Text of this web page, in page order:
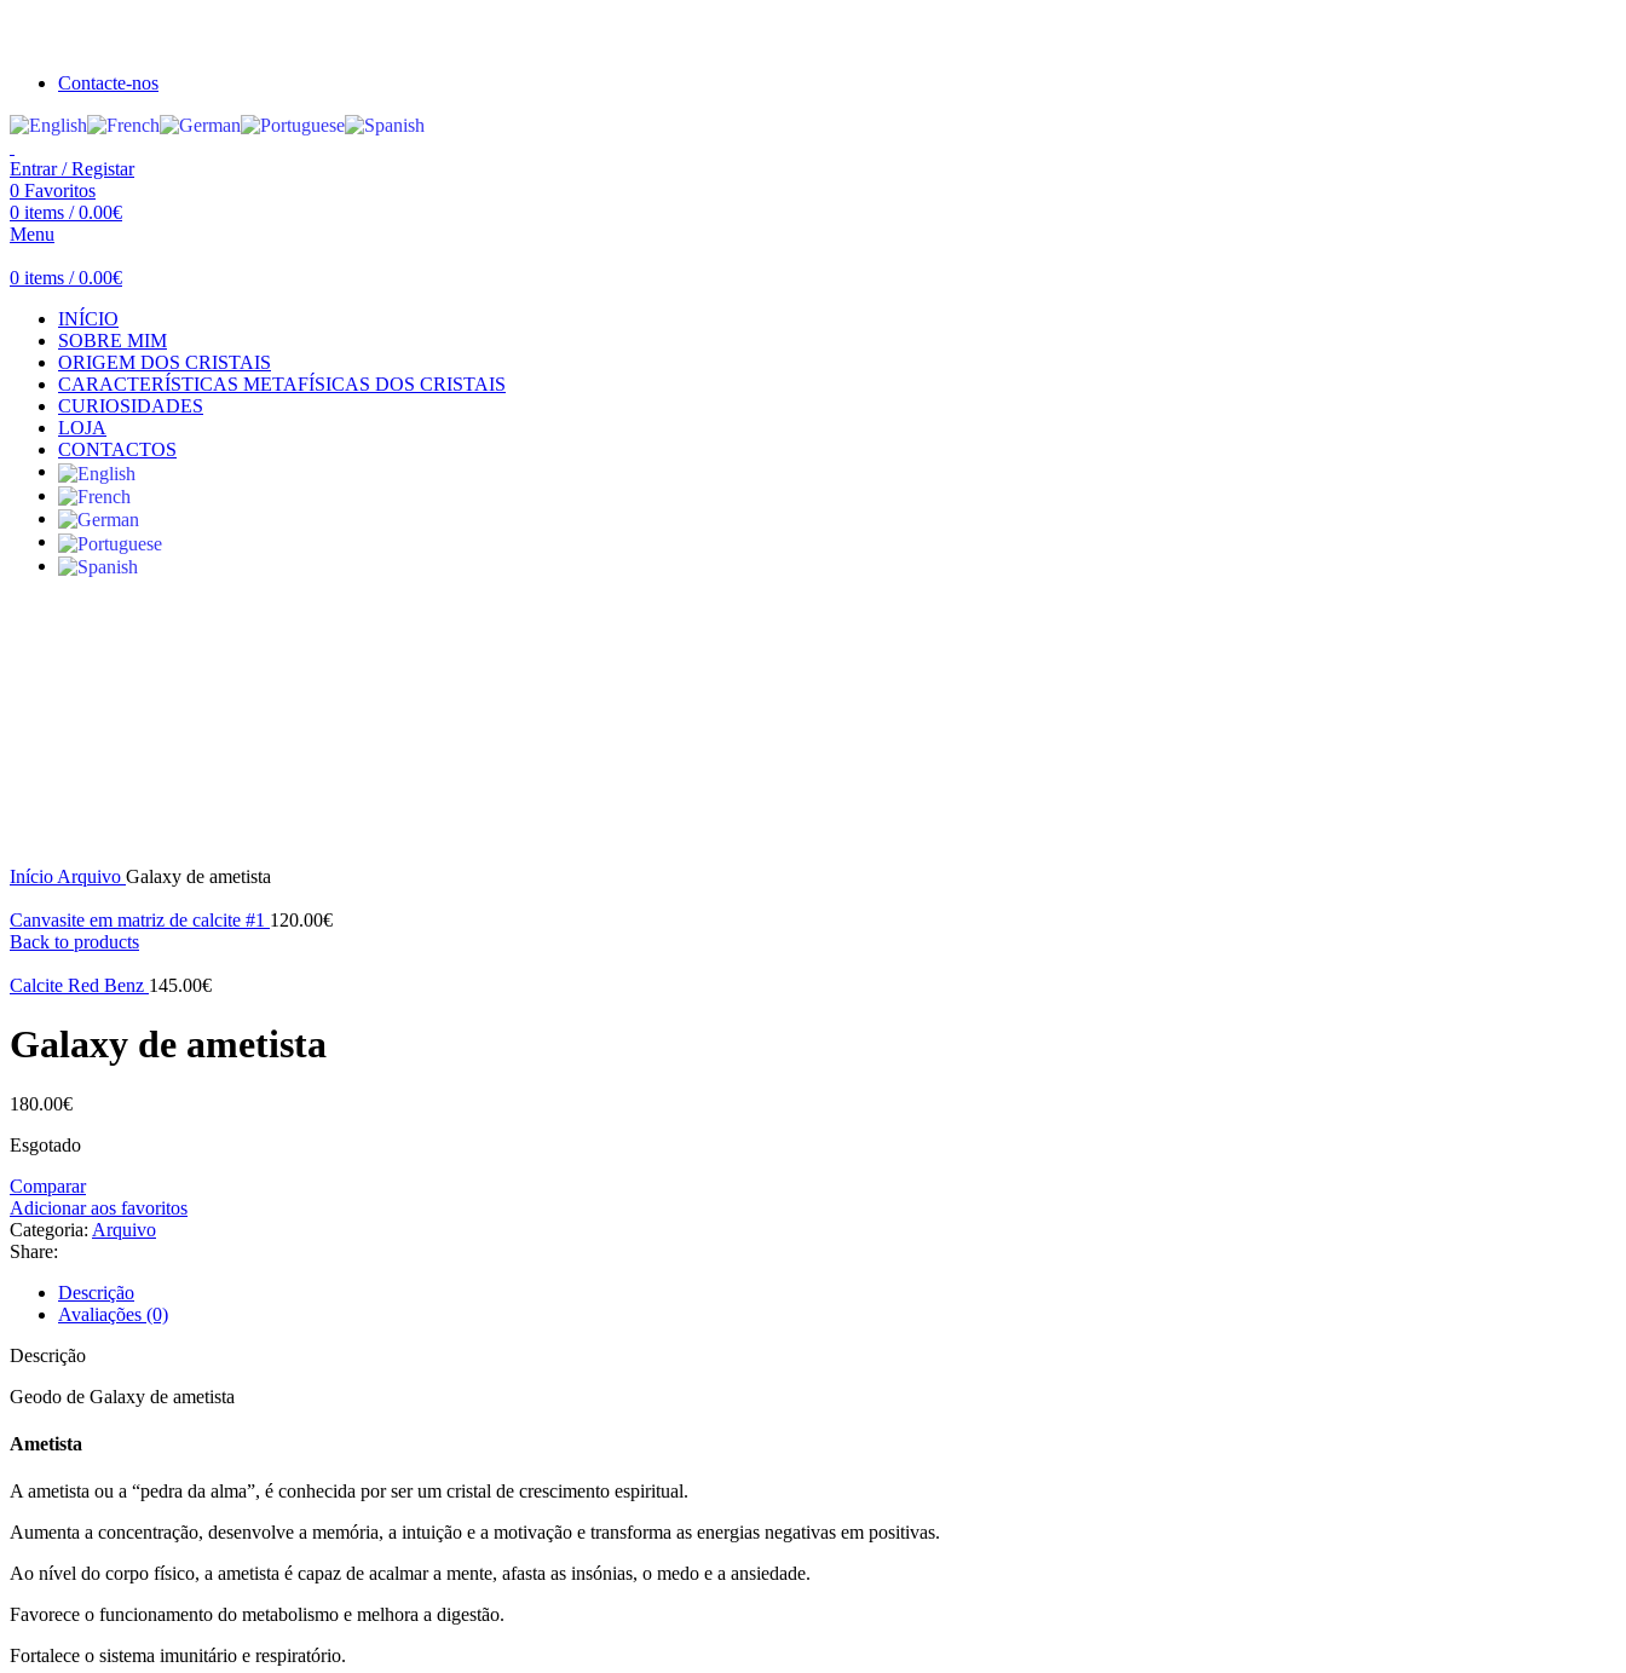
Contacte-nos
Entrar / Registar
0 Favoritos
0 items / 0.00€
Menu
0 items / 0.00€
INÍCIO
SOBRE MIM
ORIGEM DOS CRISTAIS
CARACTERÍSTICAS METAFÍSICAS DOS CRISTAIS
CURIOSIDADES
LOJA
CONTACTOS
Início Arquivo Galaxy de ametista
Canvasite em matriz de calcite #1 120.00€
Back to products
Calcite Red Benz 145.00€
Galaxy de ametista
180.00€
Esgotado
Comparar
Adicionar aos favoritos
Categoria: Arquivo
Share:
Descrição
Avaliações (0)
Descrição
Geodo de Galaxy de ametista
Ametista
A ametista ou a “pedra da alma”, é conhecida por ser um cristal de crescimento espiritual.
Aumenta a concentração, desenvolve a memória, a intuição e a motivação e transforma as energias negativas em positivas.
Ao nível do corpo físico, a ametista é capaz de acalmar a mente, afasta as insónias, o medo e a ansiedade.
Favorece o funcionamento do metabolismo e melhora a digestão.
Fortalece o sistema imunitário e respiratório.